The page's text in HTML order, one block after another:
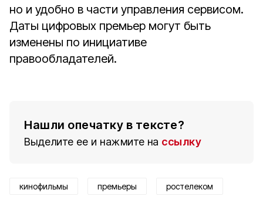
но и удобно в части управления сервисом.
Даты цифровых премьер могут быть
изменены по инициативе
правообладателей.
Нашли опечатку в тексте?
Выделите ее и нажмите на ссылку
кинофильмы премьеры ростелеком